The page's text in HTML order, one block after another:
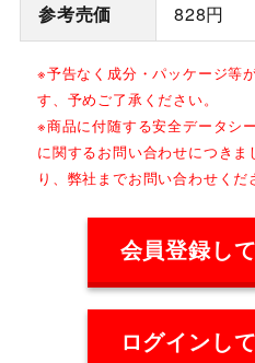
参考売価 828円
※予告なく成分・パッケージ等
す、予めご了承ください。
※商品に付随する安全データシ
に関するお問い合わせにつき
り、弊社までお問い合わせくだ
会員登録し
ログインし